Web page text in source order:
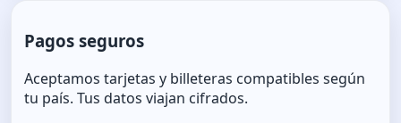
Pagos seguros
Aceptamos tarjetas y billeteras compatibles según
tu país. Tus datos viajan cifrados.